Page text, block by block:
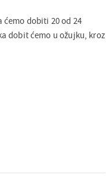
ćemo dobiti 20 od 24
dobit ćemo u ožujku, kroz